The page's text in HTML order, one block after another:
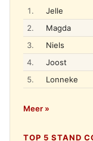
1.
Jelle
2.
Magda
3.
Niels
4.
Joost
5.
Lonneke
Meer »
TOP 5 STAND